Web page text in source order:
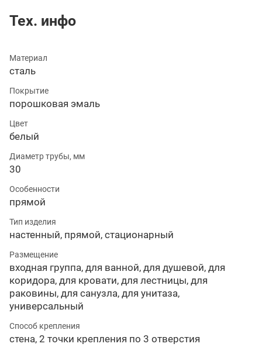
Тех. инфо
Материал
сталь
Покрытие
порошковая эмаль
Цвет
белый
Диаметр трубы, мм
30
Особенности
прямой
Тип изделия
настенный, прямой, стационарный
Размещение
входная группа, для ванной, для душевой, для
коридора, для кровати, для лестницы, для
раковины, для санузла, для унитаза,
универсальный
Способ крепления
стена, 2 точки крепления по 3 отверстия